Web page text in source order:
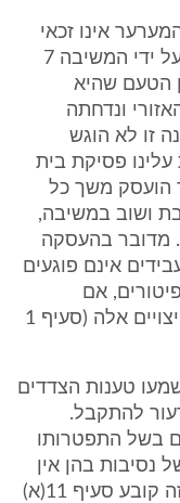
אינו זכאי
כלל לפיצויי פיטורים מאחר והועסק על ידי המשיבה 7
הטעם שהיא
ונדחתה
זו לא הוגש
עלינו פסיקת בית
הועסק משך כל
ושוב במשיבה,
רצופה של כ-22 שנים. מדובר בהעסקה
אינם פוגעים
פיטורים, אם
מתקיימות הנסיבות המזכות אותו בפיצויים אלה (סעיף 1
טענות הצדדים
להתקבל.
בשל התפטרותו
נסיבות בהן אין
לדרוש ממנו להמשיך לעבוד. בעניין זה קובע סעיף 11(א)